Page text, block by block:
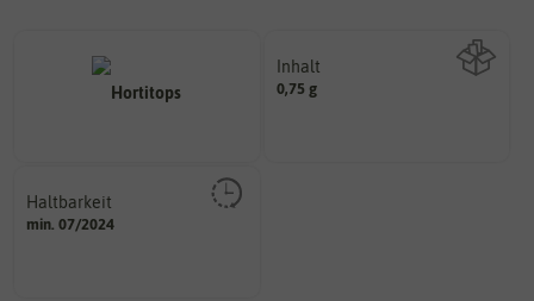
Inhalt
0,75 g
Haltbarkeit
min. 07/2024
und Pflanzgut sehr gut keimen
sollte.